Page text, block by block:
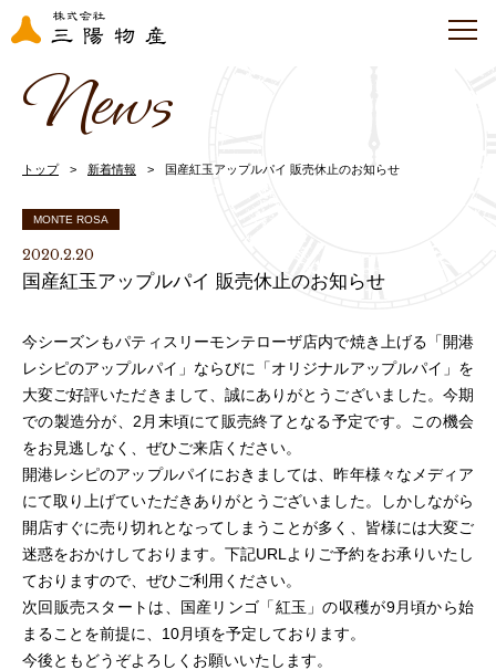
News
トップ 新着情報 国産紅玉アップルパイ 販売休止のお知らせ
MONTE ROSA
2020.2.20
国産紅玉アップルパイ 販売休止のお知らせ
今シーズンもパティスリーモンテローザ店内で焼き上げる「開港
レシピのアップルパイ」ならびに「オリジナルアップルパイ」を
大変ご好評いただきまして、誠にありがとうございました。今期
での製造分が、2月末頃にて販売終了となる予定です。この機会
をお見逃しなく、ぜひご来店ください。
開港レシピのアップルパイにおきましては、昨年様々なメディア
にて取り上げていただきありがとうございました。しかしながら
開店すぐに売り切れとなってしまうことが多く、皆様には大変ご
迷惑をおかけしております。下記URLよりご予約をお承りいたし
ておりますので、ぜひご利用ください。
次回販売スタートは、国産リンゴ「紅玉」の収穫が9月頃から始
まることを前提に、10月頃を予定しております。
今後ともどうぞよろしくお願いいたします。